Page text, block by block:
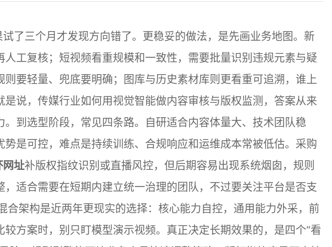
了三个月才发现方向错了。更稳妥的做法，是先画业务地图。新
工复核；短视频看重规模和一致性，需要批量识别违规元素与疑
要轻量、兜底要明确；图库与历史素材库则更看重可追溯，谁上
说，传媒行业如何用视觉智能做内容审核与版权监测，答案从来
到选型阶段，常见四条路。自研适合内容体量大、技术团队稳
是可控，难点是持续训练、合规响应和运维成本常被低估。采购
网址补版权指纹识别或直播风控，但后期容易出现系统烟囱，规则
适合需要在短期内建立统一治理的团队，不过要关注平台是否支
合架构是近两年更现实的选择：核心能力自控，通用能力外采，前
方案时，别只盯模型演示视频。真正决定长期效果的，是四个“看